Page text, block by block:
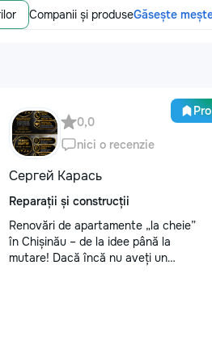
Companii și produseGăsește
Pro
0,0
nici o recenzie
Сергей Карась
Reparații și construcții
Renovări de apartamente „la cheie”
în Chișinău – de la idee până la
mutare! Dacă încă nu aveți un